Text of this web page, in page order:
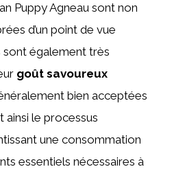
Puppy Agneau sont non
d’un point de vue
sont également très
goût savoureux
bien acceptées
ainsi le processus
une consommation
essentiels nécessaires à